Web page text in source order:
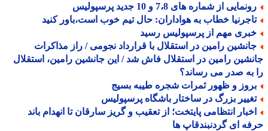
از شماره های 7،8 و 10 جدید پرسپولیس
خطاب به هواداران: حال تیم خوب است،باور کنید
مهم از پرسپولیس رسید
رامین در استقلال با قرارداد نجومی / راز مذاکرات
رامین در استقلال فاش شد / این جانشین رامین، استقلال
به صدر می رساند؟
و ظهور ثمرات شجره طیبه بسیج
بزرگ در ساختار باشگاه پرسپولیس
انتظامی پایتخت؛ از تعقیب و گریز سارقان تا انهدام باند
ای گردنبندقاپ ها